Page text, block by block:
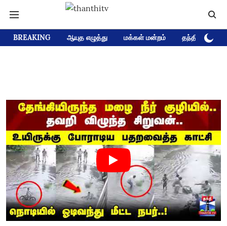
BREAKING ஆயுத எழுத்து மக்கள் மன்றம் தந்தி டிவி